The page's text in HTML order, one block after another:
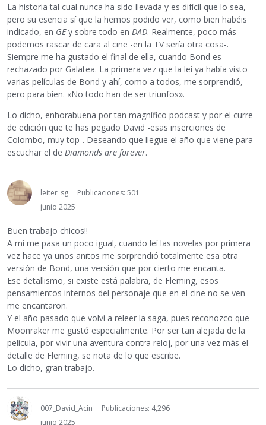
La historia tal cual nunca ha sido llevada y es difícil que lo sea,
pero su esencia sí que la hemos podido ver, como bien habéis
indicado, en GEy sobre todo en DAD. Realmente, poco más
podemos rascar de cara al cine -en la TV sería otra cosa-.
Siempre me ha gustado el final de ella, cuando Bond es
rechazado por Galatea. La primera vez que la leí ya había visto
varias películas de Bond y ahí, como a todos, me sorprendió,
pero para bien. «No todo han de ser triunfos».
Lo dicho, enhorabuena por tan magnífico podcast y por el curre
de edición que te has pegado David -esas inserciones de
Colombo, muy top-. Deseando que llegue el año que viene para
escuchar el de Diamonds are forever.
leiter_sg
Publicaciones: 501
junio 2025
Buen trabajo chicos!!
A mí me pasa un poco igual, cuando leí las novelas por primera
vez hace ya unos añitos me sorprendió totalmente esa otra
versión de Bond, una versión que por cierto me encanta.
Ese detallismo, si existe está palabra, de Fleming, esos
pensamientos internos del personaje que en el cine no se ven
me encantaron.
Y el año pasado que volví a releer la saga, pues reconozco que
Moonraker me gustó especialmente. Por ser tan alejada de la
película, por vivir una aventura contra reloj, por una vez más el
detalle de Fleming, se nota de lo que escribe.
Lo dicho, gran trabajo.
007_David_Acín
Publicaciones: 4,296
junio 2025